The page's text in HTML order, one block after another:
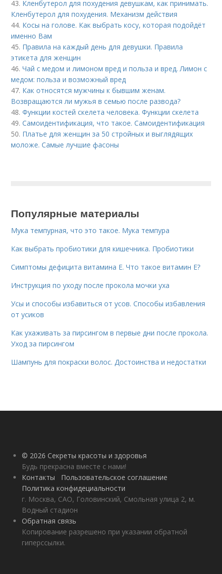
43. Кленбутерол для похудения девушкам, как принимать.
Кленбутерол для похудения. Механизм действия
44. Косы на голове. Как выбрать косу, которая подойдёт
именно Вам
45. Правила на каждый день для девушки. Правила
этикета для женщин
46.Чай с медом и лимоном вред и польза и вред. Лимон с
медом: польза и возможный вред
47. Как относятся мужчины к бывшим женам.
Возвращаются ли мужья в семью после развода?
48.Функции костей скелета человека. Функции скелета
49.Самоидентификация, что такое. Самоидентификация
50. Платье для женщин за 50 стройных и выглядящих
моложе. Самые лучшие фасоны
Популярные материалы
Мука темпурная, что это такое. Мука темпура
Как выбрать пробиотики для кишечника. Пробиотики
Симптомы дефицита витамина E. Что такое витамин Е?
Инструкция по уходу после прокола мочки уха
Усы и способы избавиться от усов. Способы избавления
от усиков
Как ухаживать за пирсингом в первые дни после прокола.
Уход за пирсингом
Шампунь для покраски волос. Достоинства и недостатки
© 2026 Секреты красоты и здоровья
Будь прекрасна вместе с нами!
Контакты
Пользовательское соглашение
Политика конфидециальности
г. Москва, САО, Головинский, Смольная улица 2, м.
Водный стадион
Обратная связь
Копирование разрешено при указании обратной
гиперссылки.